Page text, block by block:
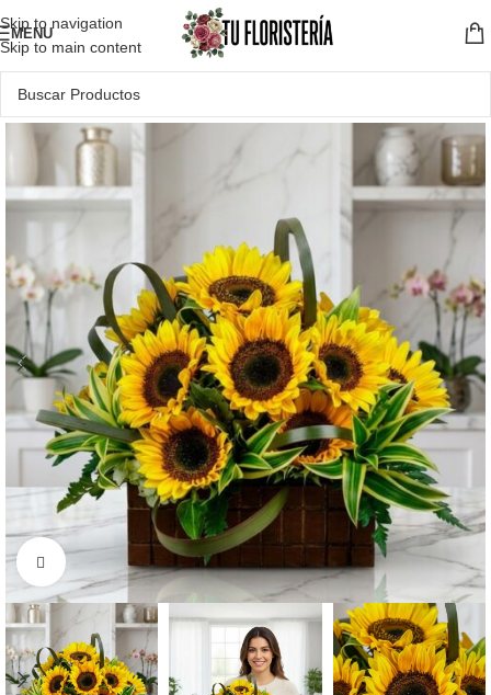
Skip to navigation
Skip to main content
MENU
Click to enlarge